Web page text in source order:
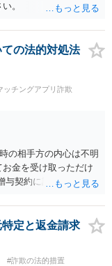
。
の法的対処法
ッチングアプリ詐欺
の相手方の内心は不明
金を受け取っただけ
与契約に該当すると思
さい。 ご不安であれ
れません。 以上、ご参
定と返金請求
#詐欺の法的措置